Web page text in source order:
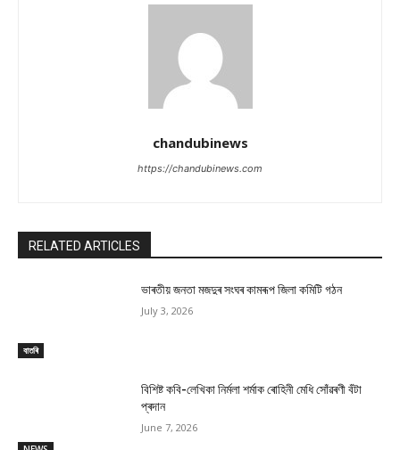
chandubinews
https://chandubinews.com
RELATED ARTICLES
বাতৰি
ভাৰতীয় জনতা মজদুৰ সংঘৰ কামৰূপ জিলা কমিটি গঠন
July 3, 2026
বিশিষ্ট কবি-লেখিকা নিৰ্মলা শৰ্মাক ৰোহিনী মেধি সোঁৱৰণী বঁটা
প্ৰদান
June 7, 2026